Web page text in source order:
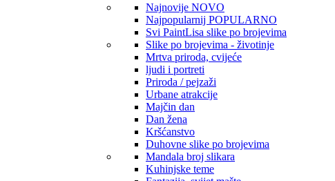
Najnovije NOVO
Najpopularnij POPULARNO
Svi PaintLisa slike po brojevima
Slike po brojevima - životinje
Mrtva priroda, cvijeće
ljudi i portreti
Priroda / pejzaži
Urbane atrakcije
Majčin dan
Dan žena
Kršćanstvo
Duhovne slike po brojevima
Mandala broj slikara
Kuhinjske teme